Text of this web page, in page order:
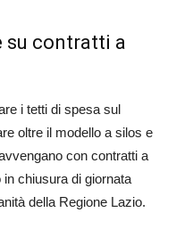
su contratti a
i tetti di spesa sul
oltre il modello a silos e
con contratti a
chiusura di giornata
della Regione Lazio.